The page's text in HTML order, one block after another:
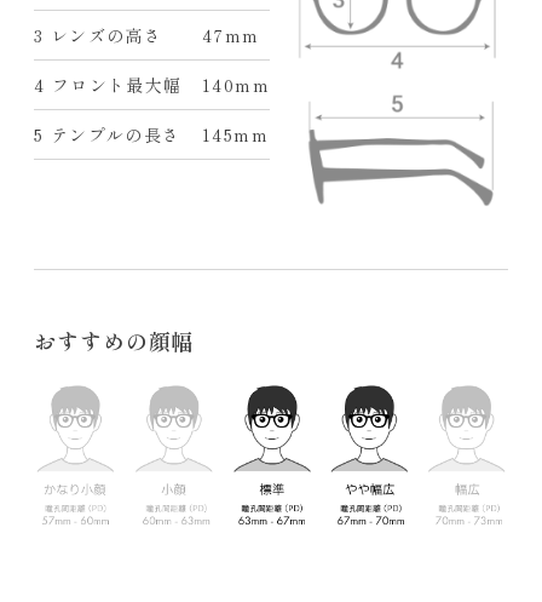
3 レンズの高さ 47mm
4 フロント最大幅 140mm
5 テンプルの長さ 145mm
おすすめの顔幅